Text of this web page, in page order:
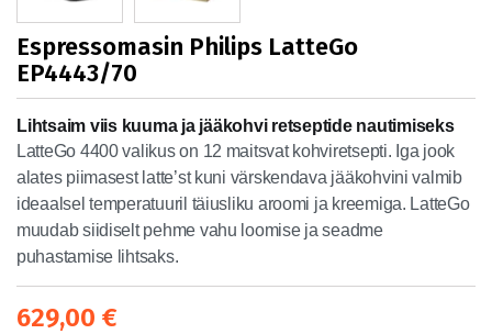
Espressomasin Philips LatteGo
EP4443/70
Lihtsaim viis kuuma ja jääkohvi retseptide nautimiseks
LatteGo 4400 valikus on 12 maitsvat kohviretsepti. Iga jook
alates piimasest latte’st kuni värskendava jääkohvini valmib
ideaalsel temperatuuril täiusliku aroomi ja kreemiga. LatteGo
muudab siidiselt pehme vahu loomise ja seadme
puhastamise lihtsaks.
629,00 €